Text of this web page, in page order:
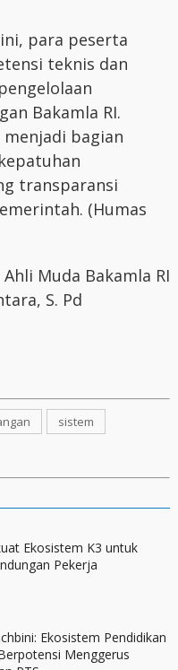
para peserta
teknis dan
Bakamla RI.
bagian
transparansi
(Humas
Muda Bakamla RI
S. Pd
sistem
Ekosistem K3 untuk
Pekerja
Ekosistem Pendidikan
Menggerus